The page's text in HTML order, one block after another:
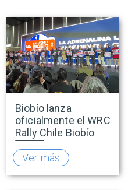
Biobío lanza
oficialmente el WRC
Rally Chile Biobío
2026 con 141
empresas
adheridas al Sello
Rally
Ver más